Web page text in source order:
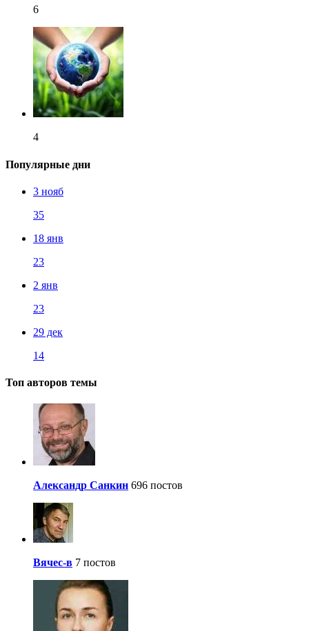
6
4
Популярные дни
3 нояб
35
18 янв
23
2 янв
23
29 дек
14
Топ авторов темы
Александр Санкин 696 постов
Вячес-в 7 постов